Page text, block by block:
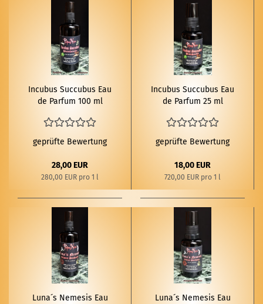
In­cu­bus Suc­cu­bus Eau
de Par­fum 100 ml
geprüfte Bewertung
28,00 EUR
280,00 EUR pro 1 l
In­cu­bus Suc­cu­bus Eau
de Par­fum 25 ml
geprüfte Bewertung
18,00 EUR
720,00 EUR pro 1 l
Luna´s Ne­me­sis Eau
Luna´s Ne­me­sis Eau